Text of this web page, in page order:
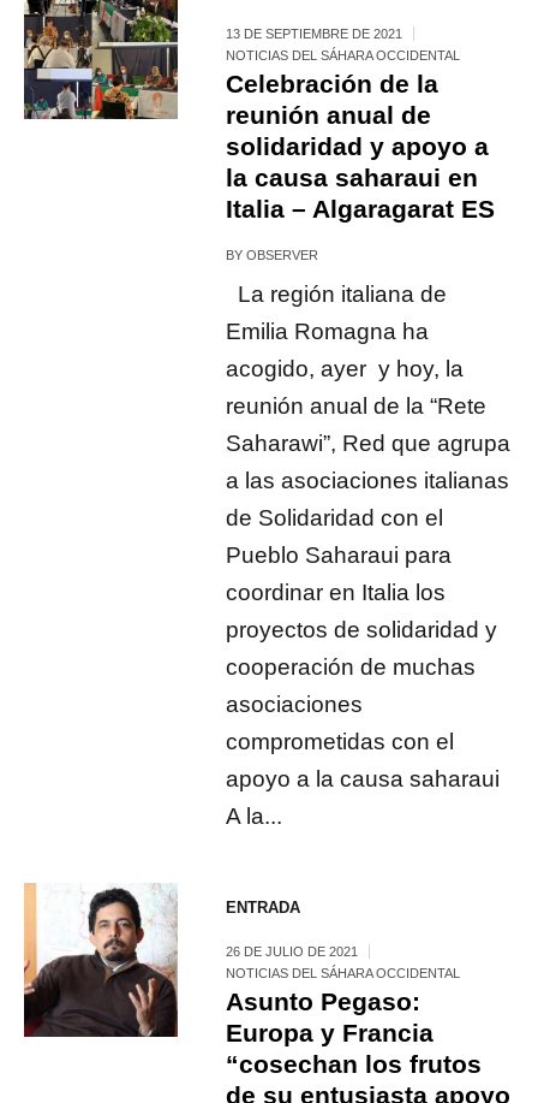
13 DE SEPTIEMBRE DE 2021
NOTICIAS DEL SÁHARA OCCIDENTAL
Celebración de la
reunión anual de
solidaridad y apoyo a
la causa saharaui en
Italia – Algaragarat ES
BYOBSERVER
La región italiana de
Emilia Romagna ha
acogido, ayer y hoy, la
reunión anual de la “Rete
Saharawi”, Red que agrupa
a las asociaciones italianas
de Solidaridad con el
Pueblo Saharaui para
coordinar en Italia los
proyectos de solidaridad y
cooperación de muchas
asociaciones
comprometidas con el
apoyo a la causa saharaui
A la...
ENTRADA
26 DE JULIO DE 2021
NOTICIAS DEL SÁHARA OCCIDENTAL
Asunto Pegaso:
Europa y Francia
“cosechan los frutos
de su entusiasta apoyo